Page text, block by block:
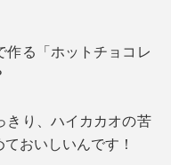
る「ホットチョコレ
きり、ハイカカオの苦
おいしいんです！